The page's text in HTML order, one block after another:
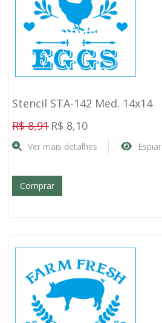
Stencil STA-142 Med. 14x14
R$ 8,91 R$ 8,10
Ver mais detalhes Espiar
Comprar